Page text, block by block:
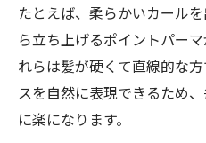
高崎で評判のメ
ボリュームアップした
適
直毛の悩みを解消
メンズパーマで生
たとえば、柔らかいカール
ら立ち上げるポイントパー
れらは髪が硬くて直線的な
スを自然に表現できるため
に楽になります。